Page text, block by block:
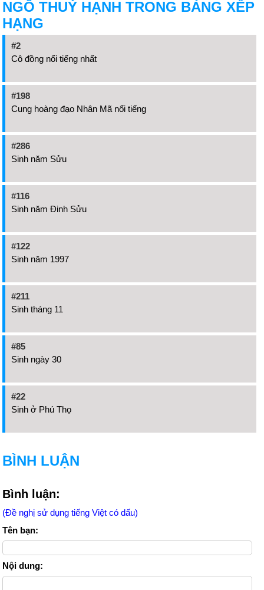
NGÔ THUÝ HẠNH TRONG BẢNG XẾP
HẠNG
#2
Cô đồng nổi tiếng nhất
#198
Cung hoàng đạo Nhân Mã nổi tiếng
#286
Sinh năm Sửu
#116
Sinh năm Đinh Sửu
#122
Sinh năm 1997
#211
Sinh tháng 11
#85
Sinh ngày 30
#22
Sinh ở Phú Thọ
BÌNH LUẬN
Bình luận:
(Đề nghị sử dụng tiếng Việt có dấu)
Tên bạn:
Nội dung: